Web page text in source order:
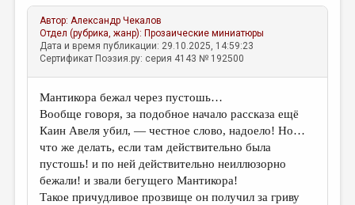
АВТОРЫ
КОММЕНТАРИИ
ЛИТСАЛОН
НОВОСТИ
ПРАВИЛА САЙТА
ОТДЕЛЫ И РУБРИКИ
ИЗБРАННОЕ
Автор:Александр Чекалов
Отдел (рубрика, жанр): Прозаические миниатюры
Дата и время публикации: 29.10.2025, 14:59:23
Сертификат Поэзия.ру: серия 4143 № 192500
Мантикора бежал через пустошь…
Вообще говоря, за подобное начало рассказа ещё
Каин Авеля убил, — честное слово, надоело! Но…
что же делать, если там действительно была
пустошь! и по ней действительно неиллюзорно
бежали! и звали бегущего Мантикора!
Такое причудливое прозвище он получил за гриву